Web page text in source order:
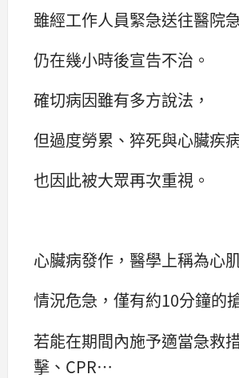
雖經工作人員緊急送往醫院
仍在幾小時後宣告不治。
確切病因雖有多方說法，
但過度勞累、猝死與心臟疾
也因此被大眾再次重視。
心臟病發作，醫學上稱為心
情況危急，僅有約10分鐘的
若能在期間內施予適當急救
擊、CPR…